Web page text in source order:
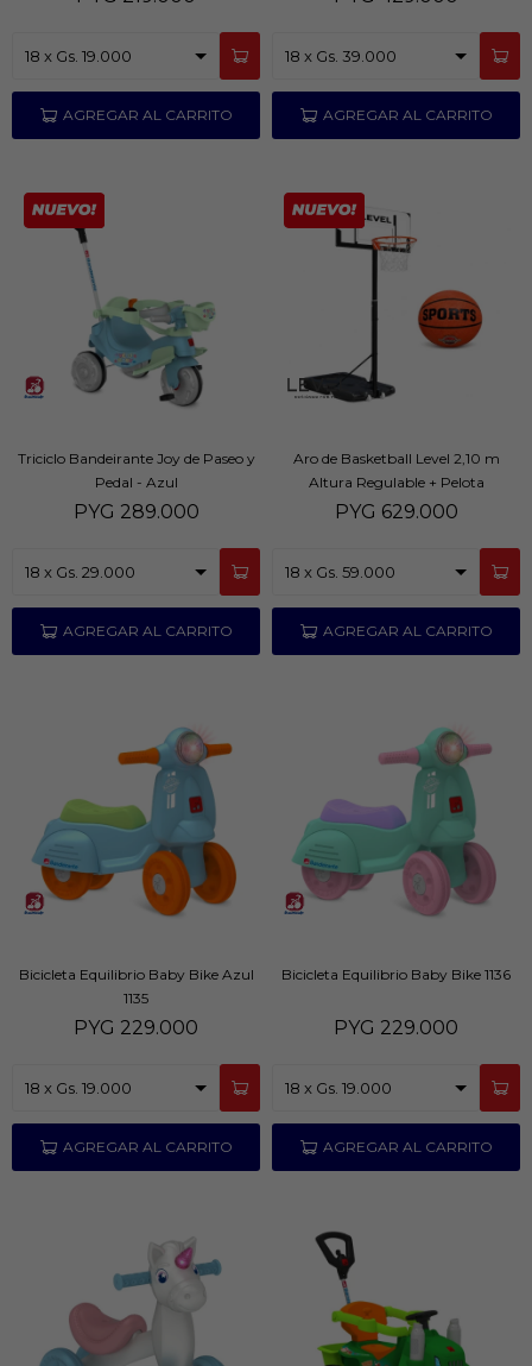
Triciclo Bandeirante Joy de Paseo y
Pedal - Azul
PYG 289.000
Aro de Basketball Level 2,10 m
Altura Regulable + Pelota
PYG 629.000
Bicicleta Equilibrio Baby Bike Azul
1135
PYG 229.000
Bicicleta Equilibrio Baby Bike 1136
PYG 229.000